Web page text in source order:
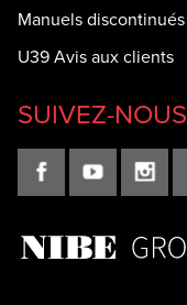
Manuels discontinués
U39 Avis aux clients
SUIVEZ-NOUS